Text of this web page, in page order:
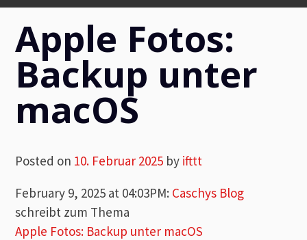
Apple Fotos:
Backup unter
macOS
Posted on 10. Februar 2025 by ifttt
February 9, 2025 at 04:03PM: Caschys Blog
schreibt zum Thema
Apple Fotos: Backup unter macOS